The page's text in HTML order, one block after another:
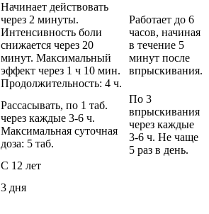
Начинает действовать
через 2 минуты.
Интенсивность боли
снижается через 20
минут. Максимальный
эффект через 1 ч 10 мин.
Продолжительность: 4 ч.
Работает до 6
часов, начиная
в течение 5
минут после
впрыскивания.
Рассасывать, по 1 таб.
через каждые 3-6 ч.
Максимальная суточная
доза: 5 таб.
По 3
впрыскивания
через каждые
3-6 ч. Не чаще
5 раз в день.
С 12 лет
3 дня